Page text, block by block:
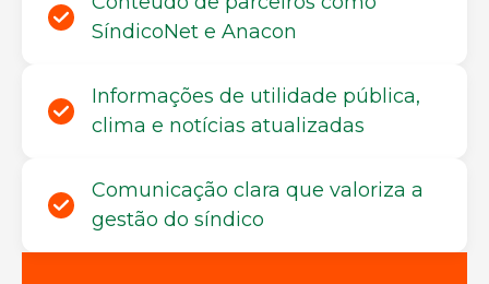
SíndicoNet e Anacon
Informações de utilidade pública,
clima e notícias atualizadas
Comunicação clara que valoriza a
gestão do síndico